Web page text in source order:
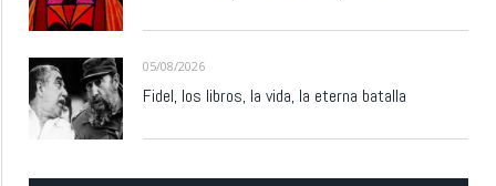
05/08/2026
Fidel, los libros, la vida, la eterna batalla